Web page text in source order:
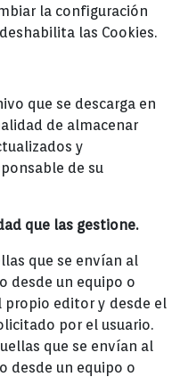
la configuración
las Cookies.
que se descarga en
de almacenar
y
de su
que las gestione.
que se envían al
desde un equipo o
editor y desde el
por el usuario.
que se envían al
desde un equipo o